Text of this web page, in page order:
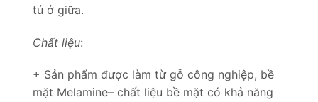
tủ ở giữa.
Chất liệu:
+ Sản phẩm được làm từ gỗ công nghiệp, bề
mặt Melamine– chất liệu bề mặt có khả năng